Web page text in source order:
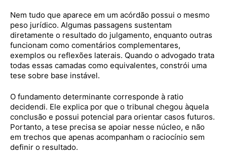
Nem tudo que aparece em um acórdão possui o mesmo
peso jurídico. Algumas passagens sustentam
diretamente o resultado do julgamento, enquanto outras
funcionam como comentários complementares,
exemplos ou reflexões laterais. Quando o advogado trata
todas essas camadas como equivalentes, constrói uma
tese sobre base instável.
O fundamento determinante corresponde à ratio
decidendi. Ele explica por que o tribunal chegou àquela
conclusão e possui potencial para orientar casos futuros.
Portanto, a tese precisa se apoiar nesse núcleo, e não
em trechos que apenas acompanham o raciocínio sem
definir o resultado.